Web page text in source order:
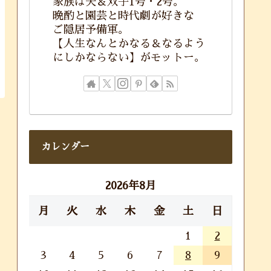
晩酌と園芸と時代劇が好きな
ご隠居予備軍。
【人生なんとかなる＆なるよう
にしかならない】がモットー。
カレンダー
2026年8月
月 火 水 木 金 土 日
1
2
3
4 5 6 7 8
9